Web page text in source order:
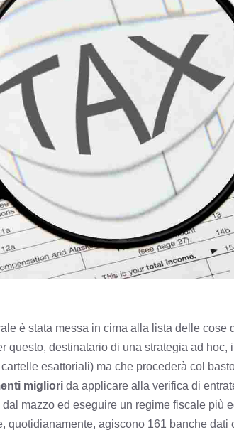
è stata messa in cima alla lista delle
questo, destinatario di una strategia ad
esattoriali) ma che procederà col
migliori da applicare alla verifica di
mazzo ed eseguire un regime fiscale più
quotidianamente, agiscono 161 banche dati